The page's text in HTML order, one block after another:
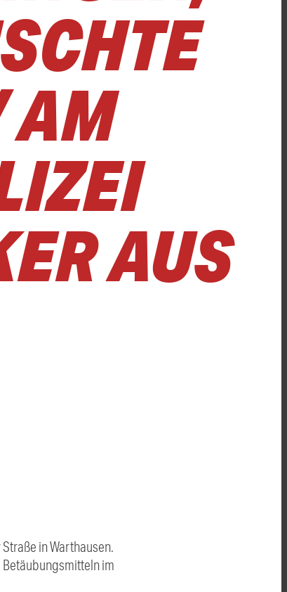
AM
AUS
in Warthausen.
Betäubungsmitteln im